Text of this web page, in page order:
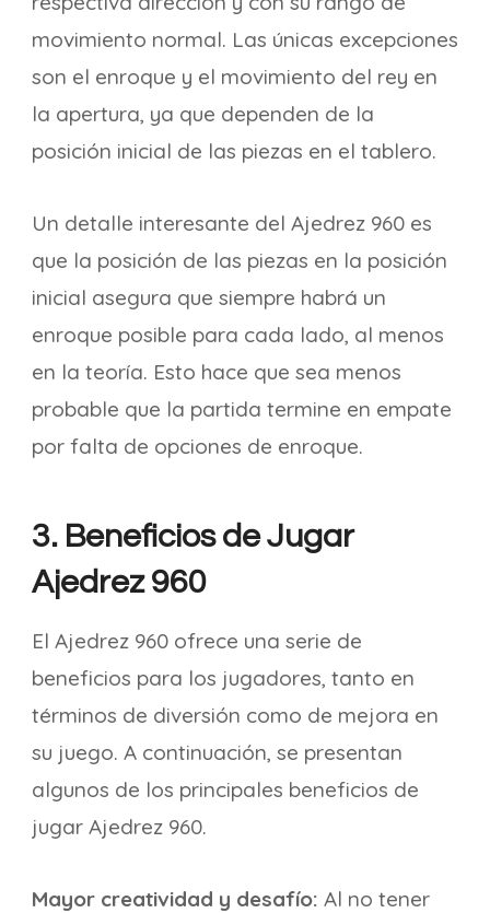
movimiento normal. Las únicas excepciones
son el enroque y el movimiento del rey en
la apertura, ya que dependen de la
posición inicial de las piezas en el tablero.
Un detalle interesante del Ajedrez 960 es
que la posición de las piezas en la posición
inicial asegura que siempre habrá un
enroque posible para cada lado, al menos
en la teoría. Esto hace que sea menos
probable que la partida termine en empate
por falta de opciones de enroque.
3. Beneficios de Jugar
Ajedrez 960
El Ajedrez 960 ofrece una serie de
beneficios para los jugadores, tanto en
términos de diversión como de mejora en
su juego. A continuación, se presentan
algunos de los principales beneficios de
jugar Ajedrez 960.
Mayor creatividad y desafío: Al no tener